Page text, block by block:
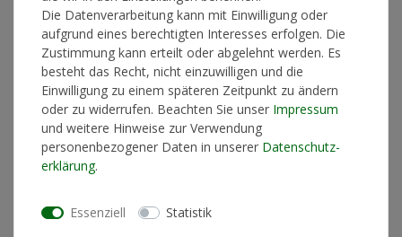
In den Warenkorb
Die Datenverarbeitung kann mit Einwilligung oder
aufgrund eines berechtigten Interesses erfolgen. Die
Zustimmung kann erteilt oder abgelehnt werden. Es
besteht das Recht, nicht einzuwilligen und die
Einwilligung zu einem späteren Zeitpunkt zu ändern
oder zu widerrufen. Beachten Sie unser Impressum
und weitere Hinweise zur Verwendung
personenbezogener Daten in unserer Daten­schutz­
erklärung.
Essenziell Statistik